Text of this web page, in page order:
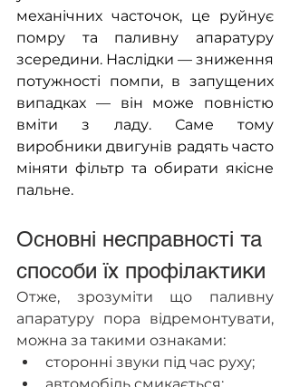
механічних часточок, це руйнує
помру та паливну апаратуру
зсередини. Наслідки — зниження
потужності помпи, в запущених
випадках — він може повністю
вміти з ладу. Саме тому
виробники двигунів радять часто
міняти фільтр та обирати якісне
пальне.
Основні несправності та
способи їх профілактики
Отже, зрозуміти що паливну
апаратуру пора відремонтувати,
можна за такими ознаками:
сторонні звуки під час руху;